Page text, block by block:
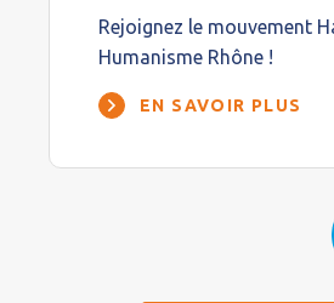
Rejoignez le mouvement
Humanisme Rhône !
EN SAVOIR PLUS